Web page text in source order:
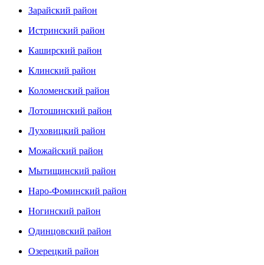
Зарайский район
Истринский район
Каширский район
Клинский район
Коломенский район
Лотошинский район
Луховицкий район
Можайский район
Мытищинский район
Наро-Фоминский район
Ногинский район
Одинцовский район
Озерецкий район